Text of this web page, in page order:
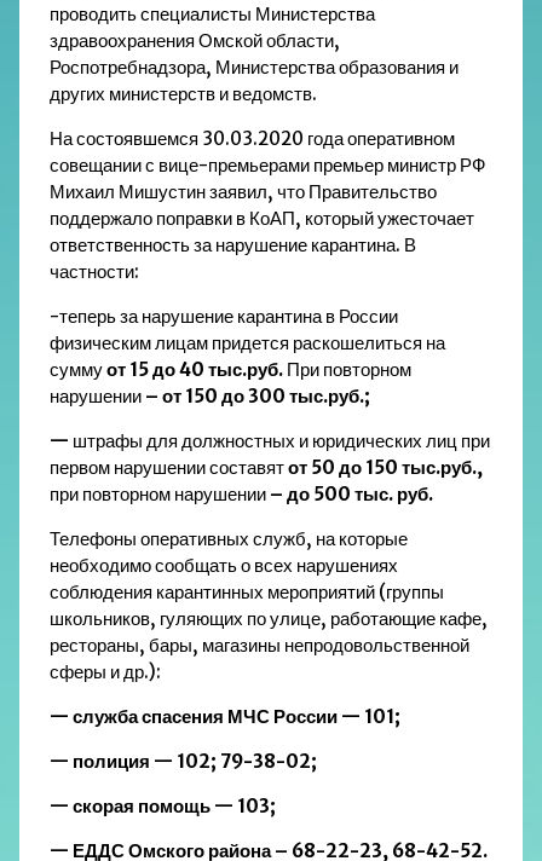
проводить специалисты Министерства
здравоохранения Омской области,
Роспотребнадзора, Министерства образования и
других министерств и ведомств.
На состоявшемся 30.03.2020 года оперативном
совещании с вице-премьерами премьер министр РФ
Михаил Мишустин заявил, что Правительство
поддержало поправки в КоАП, который ужесточает
ответственность за нарушение карантина. В
частности:
-теперь за нарушение карантина в России
физическим лицам придется раскошелиться на
суммуот 15 до 40 тыс.руб. При повторном
нарушении– от 150 до 300 тыс.руб.;
— штрафы для должностных и юридических лиц при
первом нарушении составятот 50 до 150 тыс.руб.,
при повторном нарушении– до 500 тыс. руб.
Телефоны оперативных служб, на которые
необходимо сообщать о всех нарушениях
соблюдения карантинных мероприятий (группы
школьников, гуляющих по улице, работающие кафе,
рестораны, бары, магазины непродовольственной
сферы и др.):
— служба спасения МЧС России — 101;
— полиция — 102; 79-38-02;
— скорая помощь — 103;
— ЕДДС Омского района – 68-22-23, 68-42-52.